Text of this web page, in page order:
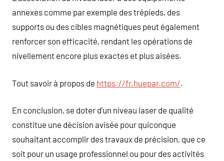
annexes comme par exemple des trépieds, des
supports ou des cibles magnétiques peut également
renforcer son efficacité, rendant les opérations de
nivellement encore plus exactes et plus aisées.
Tout savoir à propos de https://fr.huepar.com/.
En conclusion, se doter d’un niveau laser de qualité
constitue une décision avisée pour quiconque
souhaitant accomplir des travaux de précision, que ce
soit pour un usage professionnel ou pour des activités